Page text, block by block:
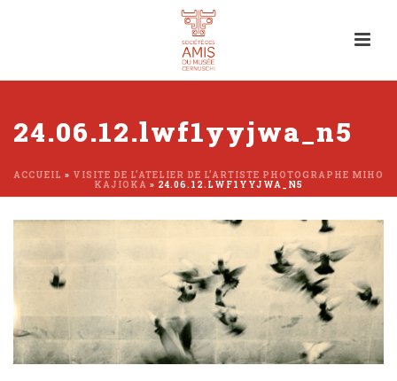
24.06.12.lwf1yyjwa_n5
ACCUEIL » VISITE DE L’ATELIER DE L’ARTISTE PHOTOGRAPHE MIHO
KAJIOKA » 24.06.12.LWF1YYJWA_N5